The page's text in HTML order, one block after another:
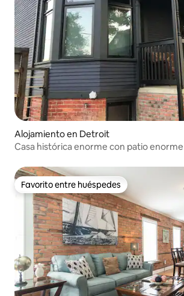
Alojamiento en Detroit
Casa histórica enorme con patio enorme
Favorito entre huéspedes
Favorito entre huéspedes